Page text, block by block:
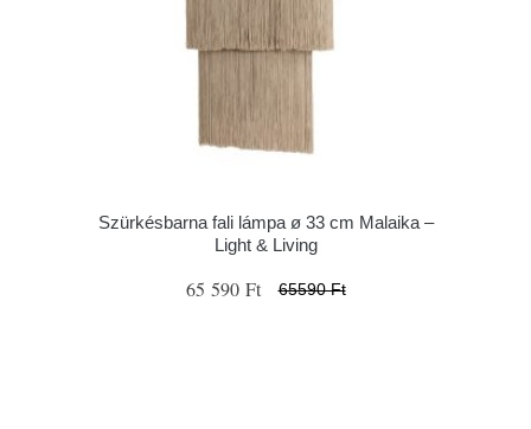
Szürkésbarna fali lámpa ø 33 cm Malaika –
Light & Living
65 590 Ft 65590 Ft